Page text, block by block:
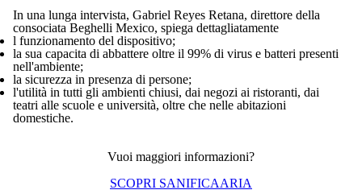
In una lunga intervista, Gabriel Reyes Retana, direttore della
consociata Beghelli Mexico, spiega dettagliatamente
l funzionamento del dispositivo;
la sua capacita di abbattere oltre il 99% di virus e batteri presenti
nell'ambiente;
la sicurezza in presenza di persone;
l'utilità in tutti gli ambienti chiusi, dai negozi ai ristoranti, dai
teatri alle scuole e università, oltre che nelle abitazioni
domestiche.
Vuoi maggiori informazioni?
SCOPRI SANIFICAARIA